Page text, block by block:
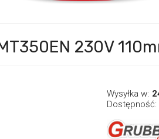
230V
Wysyłka w:
Dostępność: